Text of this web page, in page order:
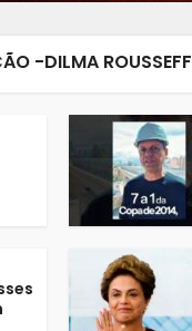
-DILMA ROUSSEFF